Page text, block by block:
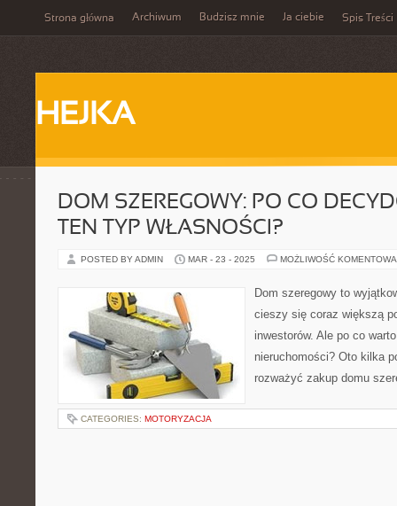
Strona główna Archiwum Budzisz mnie Ja ciebie Spis Treści
HEJKA
DOM SZEREGOWY: PO CO
TEN TYP WŁASNOŚCI?
POSTED BY ADMIN MAR - 23 - 2025 MOŻLIWOŚĆ
Dom szeregowy to
cieszy się coraz większą
inwestorów. Ale po co
nieruchomości? Oto kilka
rozważyć zakup domu
CATEGORIES: MOTORYZACJA